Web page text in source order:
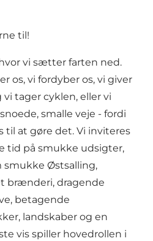
til!
vi sætter farten ned.
os, vi fordyber os, vi giver
tager cyklen, eller vi
smalle veje - fordi
til at gøre det. Vi inviteres
tid på smukke udsigter,
Østsalling,
brænderi, dragende
betagende
landskaber og en
vis spiller hovedrollen i